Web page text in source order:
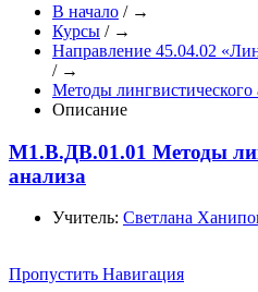
В начало / →
Курсы / →
Направление 45.04.02
/ →
Методы лингвистического
Описание
М1.В.ДВ.01.01 Методы
анализа
Учитель: Светлана
Пропустить Навигация